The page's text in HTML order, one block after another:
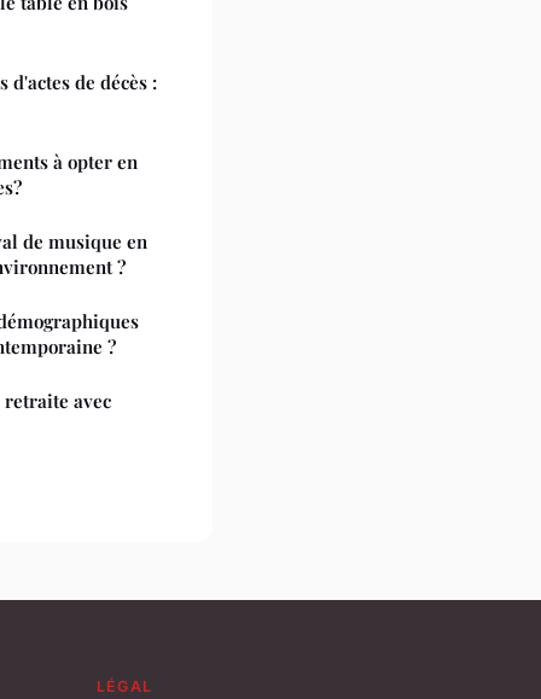
d'actes de décès :
à opter en
de musique en
?
?
retraite avec
LÉGAL